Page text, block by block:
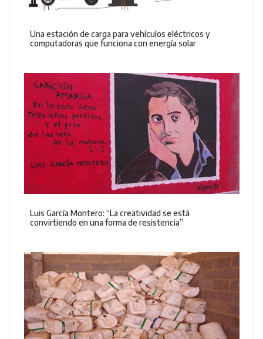
Una estación de carga para vehículos eléctricos y
computadoras que funciona con energía solar
Luis García Montero: “La creatividad se está
convirtiendo en una forma de resistencia”